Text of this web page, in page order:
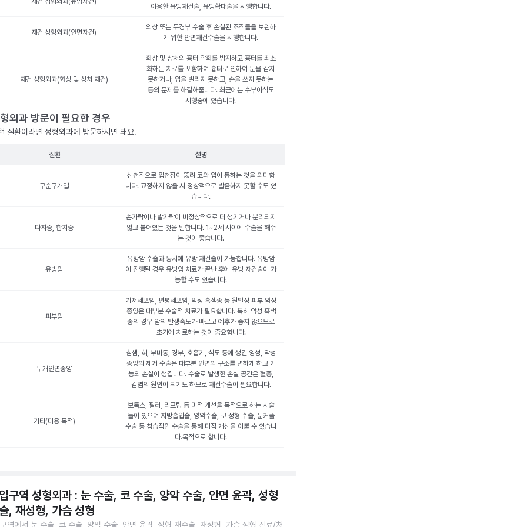
이용한 유방재건술, 유방확대술을 시행합니다.
재건 성형외과(안면재건)
외상 또는 두경부 수술 후 손실된 조직들을 보완하
기 위한 안면재건수술을 시행합니다.
재건 성형외과(화상 및 상처 재건)
화상 및 상처의 흉터 악화를 방지하고 흉터를 최소
화하는 치료를 포함하여 흉터로 인하여 눈을 감지
못하거나, 입을 벌리지 못하고, 손을 쓰지 못하는
등의 문제를 해결해줍니다. 최근에는 수부이식도
시행중에 있습니다.
외과 방문이 필요한 경우
질환이라면 성형외과에 방문하시면 돼요.
질환 설명
구순구개열
선천적으로 입천장이 뚫려 코와 입이 통하는 것을 의미합
니다. 교정하지 않을 시 정상적으로 발음하지 못할 수도 있
습니다.
다지증, 합지증
손가락이나 발가락이 비정상적으로 더 생기거나 분리되지
않고 붙어있는 것을 말합니다. 1~2세 사이에 수술을 해주
는 것이 좋습니다.
유방암
유방암 수술과 동시에 유방 재건술이 가능합니다. 유방암
이 진행된 경우 유방암 치료가 끝난 후에 유방 재건술이 가
능할 수도 있습니다.
피부암
기저세포암, 편평세포암, 악성 흑색종 등 원발성 피부 악성
종양은 대부분 수술적 치료가 필요합니다. 특히 악성 흑색
종의 경우 암의 발생속도가 빠르고 예후가 좋지 않으므로
초기에 치료하는 것이 중요합니다.
두개안면종양
침샘, 혀, 부비동, 경부, 호흡기, 식도 등에 생긴 양성, 악성
종양의 제거 수술은 대부분 안면의 구조를 변하게 하고 기
능의 손실이 생깁니다. 수술로 발생한 손실 공간은 혈종,
감염의 원인이 되기도 하므로 재건수술이 필요합니다.
기타(미용 목적)
보톡스, 필러, 리프팅 등 미적 개선을 목적으로 하는 시술
들이 있으며 지방흡입술, 양악수술, 코 성형 수술, 눈커풀
수술 등 침습적인 수술을 통해 미적 개선을 이룰 수 있습니
다.목적으로 합니다.
구역 성형외과 : 눈 수술, 코 수술, 양악 수술, 안면 윤곽, 성형
, 재성형, 가슴 성형
역에서 눈 수술, 코 수술, 양악 수술, 안면 윤곽, 성형 재수술, 재성형, 가슴 성형 진료/처